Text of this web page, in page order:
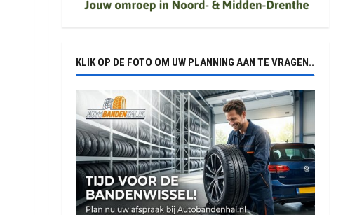
KLIK OP DE FOTO OM UW PLANNING AAN TE VRAGEN..